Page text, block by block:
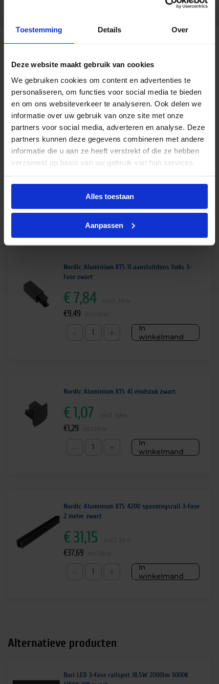
Toestemming Details Over
Deze website maakt gebruik van cookies
We gebruiken cookies om content en advertenties te
personaliseren, om functies voor social media te bieden
en om ons websiteverkeer te analyseren. Ook delen we
informatie over uw gebruik van onze site met onze
partners voor social media, adverteren en analyse. Deze
partners kunnen deze gegevens combineren met andere
informatie die u aan ze heeft verstrekt of die ze hebben
verzameld op basis van uw gebruik van hun services.
Alles toestaan
Aanpassen
Lichtkleur 2700K / 4000K,
De Buri LED railspots zijn gemaakt van
hoogwaardig aluminium met een geanodiseerde
aluminium 30° reflector. De Buri railspots gebruik je
het best in winkels en showrooms. De LED railspots
zijn 350° draaibaar en 90° kantelbaar. De spots
hebben een hoge kleurweergave (CRI 80-89). De
LED railspots zijn voorzien van Philips LED modules
en hebben een verwachte levensduur tot wel
100.000 branduren. De railspot serie is standaard
helder wit (4000K). Op aanvraag zijn meer opties
mogelijk, zoals dimbaar via Dali/Casambi, andere
gradendundels en perfecte kleurweergave (CRI90-
Bijbehorende producten
Nordic Aluminium XTS 11 aansluitdoos links 3-
fase zwart
In
winkelmand
€7,84
€9,49
Nordic Aluminium XTS 41 eindstuk zwart
In
winkelmand
€1,07
€1,29
Nordic Aluminium XTS 4200 spanningsrail 3-fase
2 meter zwart
In
winkelmand
€31,15
€37,69
Alternatieve producten
Buri LED 3-fase railspot 18.5W 2000lm 3000K